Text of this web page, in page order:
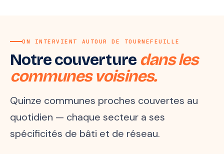
ON INTERVIENT AUTOUR DE TOURNEFEUILLE
Notre couverture dans les
communes voisines.
Quinze communes proches couvertes au
quotidien — chaque secteur a ses
spécificités de bâti et de réseau.